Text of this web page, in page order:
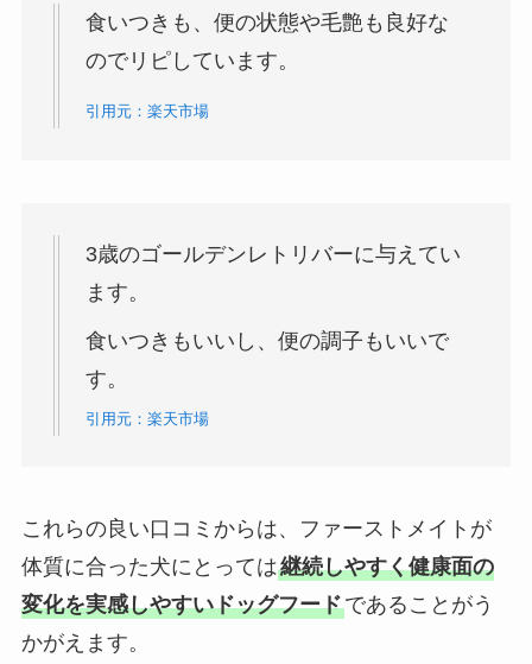
食いつきも、便の状態や毛艶も良好な
のでリピしています。
引用元：楽天市場
3歳のゴールデンレトリバーに与えてい
ます。
食いつきもいいし、便の調子もいいで
す。
引用元：楽天市場
これらの良い口コミからは、ファーストメイトが
体質に合った犬にとっては継続しやすく健康面の
変化を実感しやすいドッグフードであることがう
かがえます。